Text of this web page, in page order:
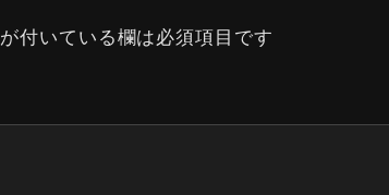
が付いている欄は必須項目です